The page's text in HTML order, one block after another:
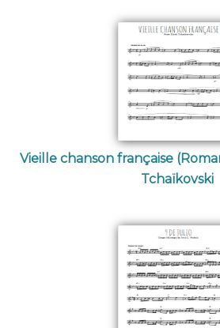
Vieille chanson française
Tchaïkovski